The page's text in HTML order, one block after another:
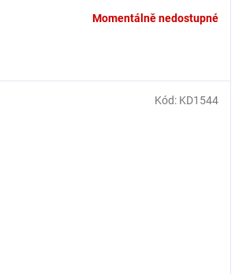
Momentálně nedostupné
Kód: KD1544